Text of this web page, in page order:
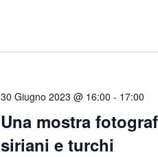
Una mostra
siriani e turchi
30 Giugno 2023 @ 16:00 - 17:00